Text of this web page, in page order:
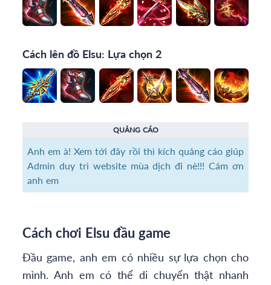
Cách lên đồ Elsu: Lựa chọn 2
QUẢNG CÁO
Anh em à! Xem tới đây rồi thì kích quảng cáo giúp
Admin duy trì website mùa dịch đi nè!!! Cám ơn
anh em
Cách chơi Elsu đầu game
Đầu game, anh em có nhiều sự lựa chọn cho
mình. Anh em có thể di chuyển thật nhanh